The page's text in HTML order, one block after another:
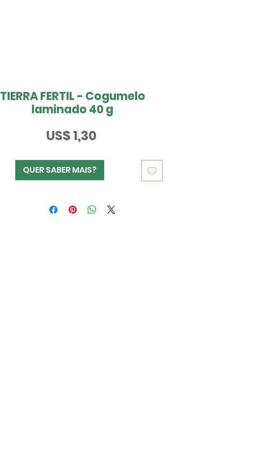
TIERRA FERTIL - Cogumelo
laminado 40 g
US$ 1,30Preço
QUER SABER MAIS?